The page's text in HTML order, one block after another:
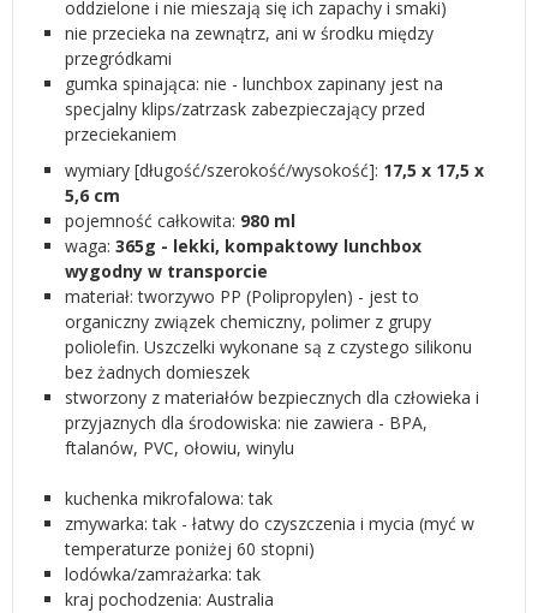
oddzielone i nie mieszają się ich zapachy i smaki)
nie przecieka na zewnątrz, ani w środku między
przegródkami
gumka spinająca: nie - lunchbox zapinany jest na
specjalny klips/zatrzask zabezpieczający przed
przeciekaniem
wymiary [długość/szerokość/wysokość]: 17,5 x 17,5 x
5,6 cm
pojemność całkowita: 980 ml
waga: 365g - lekki, kompaktowy lunchbox
wygodny w transporcie
materiał: tworzywo PP (Polipropylen) - jest to
organiczny związek chemiczny, polimer z grupy
poliolefin. Uszczelki wykonane są z czystego silikonu
bez żadnych domieszek
stworzony z materiałów bezpiecznych dla człowieka i
przyjaznych dla środowiska: nie zawiera - BPA,
ftalanów, PVC, ołowiu, winylu
kuchenka mikrofalowa: tak
zmywarka: tak - łatwy do czyszczenia i mycia (myć w
temperaturze poniżej 60 stopni)
lodówka/zamrażarka: tak
kraj pochodzenia: Australia